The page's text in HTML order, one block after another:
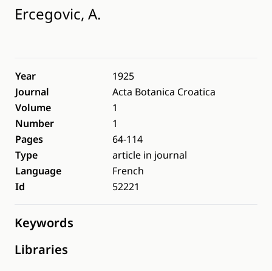
Ercegovic, A.
Year
1925
Journal
Acta Botanica Croatica
Volume
1
Number
1
Pages
64-114
Type
article in journal
Language
French
Id
52221
Keywords
Libraries